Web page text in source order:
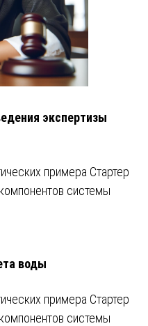
экспертизы
примера Стартер
системы
воды
примера Стартер
системы